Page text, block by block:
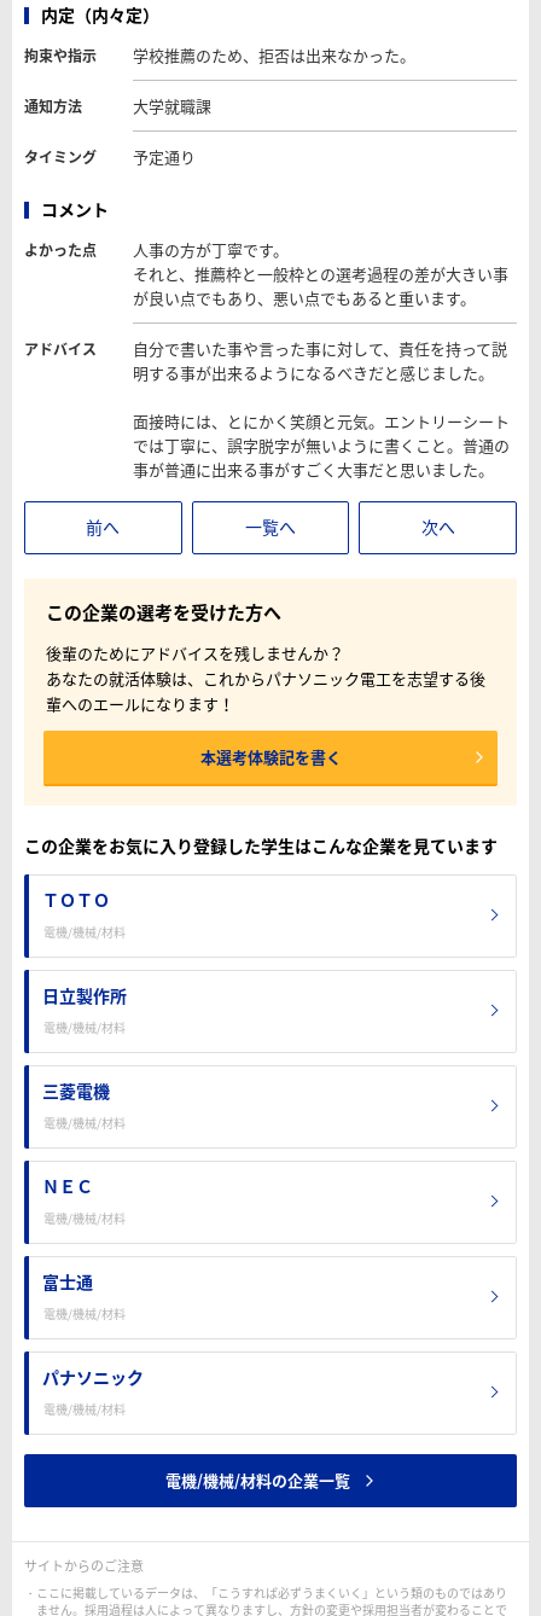
内定（内々定）
拘束や指示 学校推薦のため、拒否は出来なかった。
通知方法 大学就職課
タイミング 予定通り
コメント
よかった点
人事の方が丁寧です。
それと、推薦枠と一般枠との選考過程の差が大きい事
が良い点でもあり、悪い点でもあると重います。
アドバイス
自分で書いた事や言った事に対して、責任を持って説
明する事が出来るようになるべきだと感じました。
面接時には、とにかく笑顔と元気。エントリーシート
では丁寧に、誤字脱字が無いように書くこと。普通の
事が普通に出来る事がすごく大事だと思いました。
前へ 一覧へ 次へ
この企業の選考を受けた方へ
後輩のためにアドバイスを残しませんか？
あなたの就活体験は、これからパナソニック電工を志望する後
輩へのエールになります！
本選考体験記を書く
この企業をお気に入り登録した学生はこんな企業を見ています
ＴＯＴＯ
電機/機械/材料
日立製作所
電機/機械/材料
三菱電機
電機/機械/材料
ＮＥＣ
電機/機械/材料
富士通
電機/機械/材料
パナソニック
電機/機械/材料
電機/機械/材料の企業一覧
サイトからのご注意
ここに掲載しているデータは、「こうすれば必ずうまくいく」という類のものではあり
ません。採用過程は人によって異なりますし、方針の変更や採用担当者が変わることで